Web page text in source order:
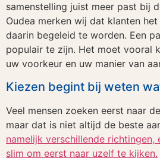
samenstelling juist meer past bij
Oudea merken wij dat klanten
daarin begeleid te worden. Een
populair te zijn. Het moet vooral
uw voorkeur en uw manier van
Kiezen begint bij weten
Veel mensen zoeken eerst naar
maar dat is niet altijd de beste
namelijk verschillende richtingen,
slim om eerst naar uzelf te kijken.